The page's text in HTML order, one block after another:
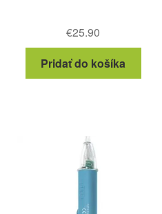
€25.90
Pridať do košíka